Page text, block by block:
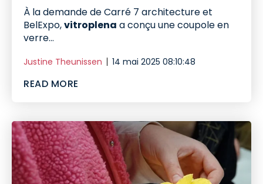
À la demande de Carré 7 architecture et
BelExpo,vitroplena a conçu une coupole en
verre...
Justine Theunissen 14 mai 2025 08:10:48
READ MORE